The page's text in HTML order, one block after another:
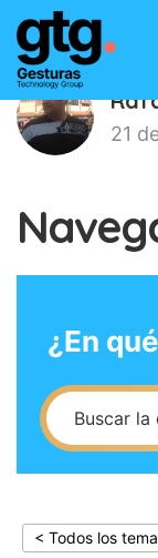
Blog
21
¿En
< Todos los